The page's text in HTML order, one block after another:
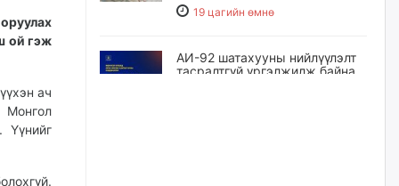
ой гэж
ач
Монгол
Үүнийг
19 цагийн өмнө
АИ-92 шатахууны нийлүүлэлт
тасралтгүй үргэлжилж байна